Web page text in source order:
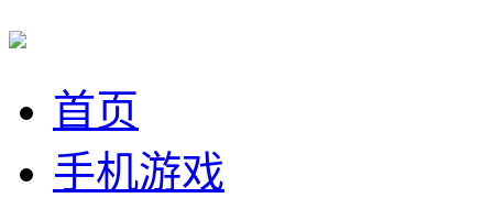
首页
手机游戏